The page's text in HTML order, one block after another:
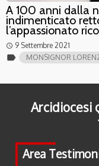
A 100 anni dalla
indimenticato
l’appassionato
access_time 9 Settembre 2021
label MONSIGNOR
Arcidiocesi
Area